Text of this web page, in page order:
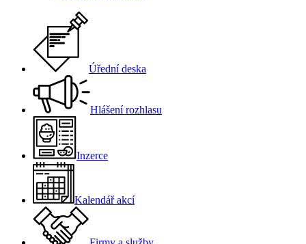
Úřední deska
Hlášení rozhlasu
Inzerce
Kalendář akcí